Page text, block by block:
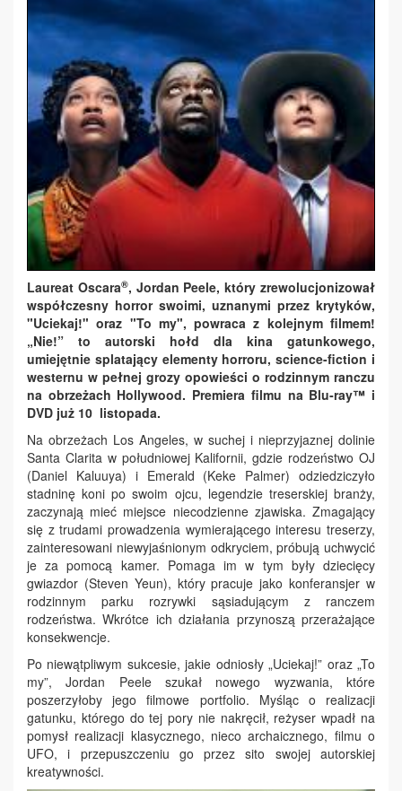
Laureat Oscara®, Jordan Peele, który zrewolucjonizował
współczesny horror swoimi, uznanymi przez krytyków,
"Uciekaj!" oraz "To my", powraca z kolejnym filmem!
„Nie!” to autorski hołd dla kina gatunkowego,
umiejętnie splatający elementy horroru, science-fiction i
westernu w pełnej grozy opowieści o rodzinnym ranczu
na obrzeżach Hollywood. Premiera filmu na Blu‑ray™ i
DVD już 10 listopada.
Na obrzeżach Los Angeles, w suchej i nieprzyjaznej dolinie
Santa Clarita w południowej Kalifornii, gdzie rodzeństwo OJ
(Daniel Kaluuya) i Emerald (Keke Palmer) odziedziczyło
stadninę koni po swoim ojcu, legendzie treserskiej branży,
zaczynają mieć miejsce niecodzienne zjawiska. Zmagający
się z trudami prowadzenia wymierającego interesu treserzy,
zainteresowani niewyjaśnionym odkryciem, próbują uchwycić
je za pomocą kamer. Pomaga im w tym były dziecięcy
gwiazdor (Steven Yeun), który pracuje jako konferansjer w
rodzinnym parku rozrywki sąsiadującym z ranczem
rodzeństwa. Wkrótce ich działania przynoszą przerażające
konsekwencje.
Po niewątpliwym sukcesie, jakie odniosły „Uciekaj!” oraz „To
my”, Jordan Peele szukał nowego wyzwania, które
poszerzyłoby jego filmowe portfolio. Myśląc o realizacji
gatunku, którego do tej pory nie nakręcił, reżyser wpadł na
pomysł realizacji klasycznego, nieco archaicznego, filmu o
UFO, i przepuszczeniu go przez sito swojej autorskiej
kreatywności.